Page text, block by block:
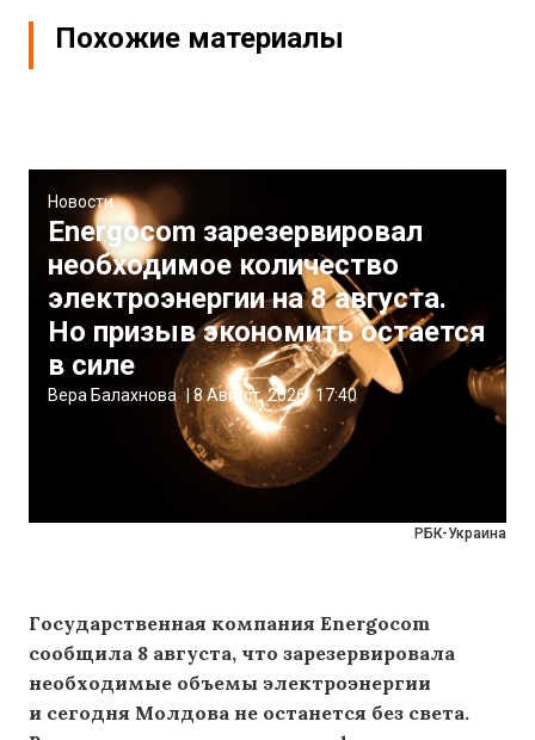
Похожие материалы
РБК-Украина
Новости
Energocom зарезервировал
необходимое количество
электроэнергии на 8 августа.
Но призыв экономить остается
в силе
Вера Балахнова 8 Август, 2026 17:40
Государственная компания Energocom
сообщила 8 августа, что зарезервировала
необходимые объемы электроэнергии
и сегодня Молдова не останется без света.